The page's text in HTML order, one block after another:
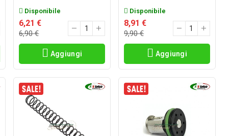
Disponibile
6,21 €
6,90 €
Aggiungi
Disponibile
8,91 €
9,90 €
Aggiungi